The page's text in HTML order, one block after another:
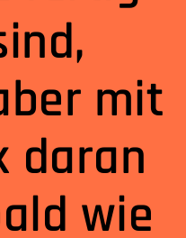
mit
daran
wie